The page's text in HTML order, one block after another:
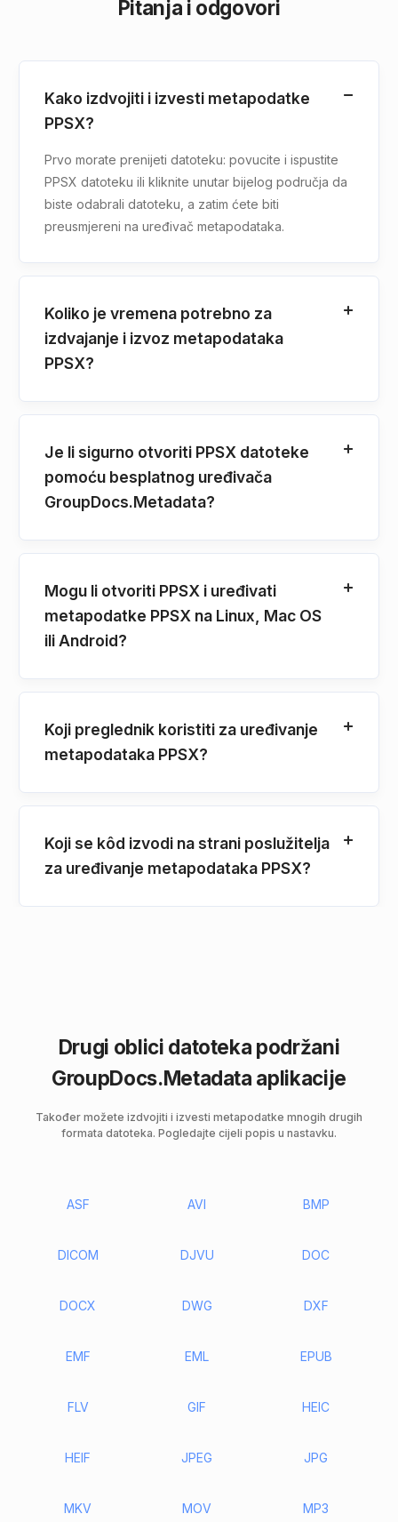
Pitanja i odgovori
Kako izdvojiti i izvesti metapodatke
PPSX?
Prvo morate prenijeti datoteku: povucite i ispustite
PPSX datoteku ili kliknite unutar bijelog područja da
biste odabrali datoteku, a zatim ćete biti
preusmjereni na uređivač metapodataka.
Koliko je vremena potrebno za
izdvajanje i izvoz metapodataka
PPSX?
Je li sigurno otvoriti PPSX datoteke
pomoću besplatnog uređivača
GroupDocs.Metadata?
Mogu li otvoriti PPSX i uređivati
metapodatke PPSX na Linux, Mac OS
ili Android?
Koji preglednik koristiti za uređivanje
metapodataka PPSX?
Koji se kôd izvodi na strani poslužitelja
za uređivanje metapodataka PPSX?
Drugi oblici datoteka podržani
GroupDocs.Metadata aplikacije
Također možete izdvojiti i izvesti metapodatke mnogih drugih
formata datoteka. Pogledajte cijeli popis u nastavku.
ASF AVI BMP
DICOM DJVU DOC
DOCX DWG DXF
EMF EML EPUB
FLV GIF HEIC
HEIF JPEG JPG
MKV MOV MP3